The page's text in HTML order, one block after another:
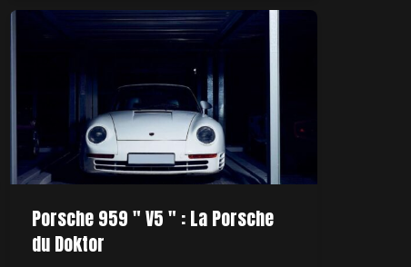
Porsche 959 " V5 " : La Porsche
du Doktor